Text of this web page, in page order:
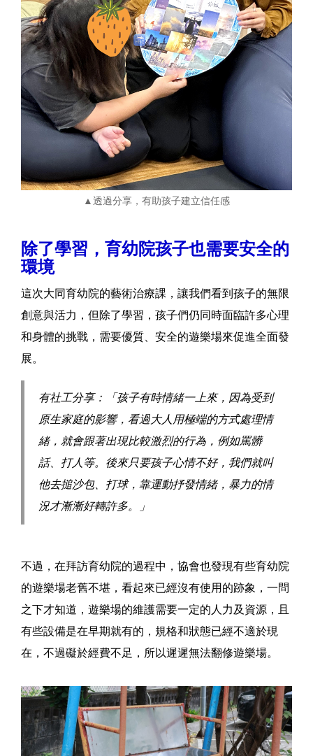
▲透過分享，有助孩子建立信任感
除了學習，育幼院孩子也需要安全的
環境
這次大同育幼院的藝術治療課，讓我們看到孩子的無限
創意與活力，但除了學習，孩子們仍同時面臨許多心理
和身體的挑戰，需要優質、安全的遊樂場來促進全面發
展。
有社工分享：「孩子有時情緒一上來，因為受到
原生家庭的影響，看過大人用極端的方式處理情
緒，就會跟著出現比較激烈的行為，例如罵髒
話、打人等。後來只要孩子心情不好，我們就叫
他去搥沙包、打球，靠運動抒發情緒，暴力的情
況才漸漸好轉許多。」
不過，在拜訪育幼院的過程中，協會也發現有些育幼院
的遊樂場老舊不堪，看起來已經沒有使用的跡象，一問
之下才知道，遊樂場的維護需要一定的人力及資源，且
有些設備是在早期就有的，規格和狀態已經不適於現
在，不過礙於經費不足，所以遲遲無法翻修遊樂場。